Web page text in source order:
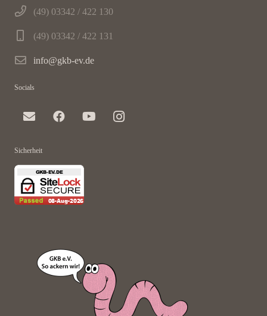
(49) 03342 / 422 130
(49) 03342 / 422 131
info@gkb-ev.de
Socials
Sicherheit